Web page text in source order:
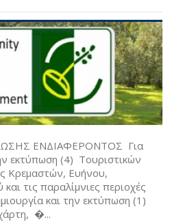
ΕΝΔΙΑΦΕΡΟΝΤΟΣ Για
εκτύπωση (4) Τουριστικών
Κρεμαστών, Ευήνου,
τις παραλίμνιες περιοχές
και την εκτύπωση (1)
�...